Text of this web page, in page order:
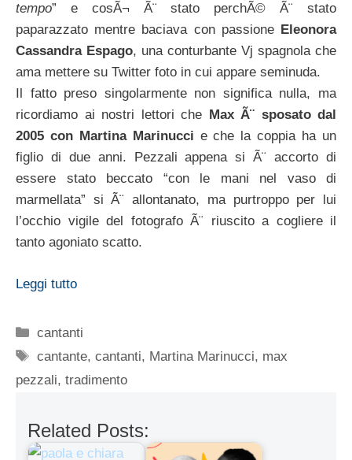
tempo” e cosÃ¬ Ã¨ stato perchÃ© Ã¨ stato
paparazzato mentre baciava con passione Eleonora
Cassandra Espago, una conturbante Vj spagnola che
ama mettere su Twitter foto in cui appare seminuda.
Il fatto preso singolarmente non significa nulla, ma
ricordiamo ai nostri lettori che
Max Ã¨ sposato dal
2005 con Martina Marinucci e che la coppia ha un
figlio di due anni. Pezzali appena si Ã¨ accorto di
essere stato beccato “con le mani nel vaso di
marmellata” si Ã¨ allontanato, ma purtroppo per lui
l’occhio vigile del fotografo Ã¨ riuscito a cogliere il
tanto agoniato scatto.
Leggi tutto
Categorie
cantanti
Tag
cantante,cantanti, Martina Marinucci, max
pezzali, tradimento
Related Posts: